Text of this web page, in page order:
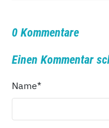
0 Kommentare
Einen Kommentar
Name*